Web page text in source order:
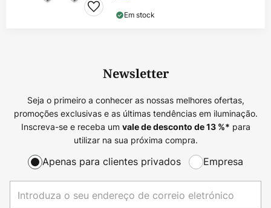
Em stock
Newsletter
Seja o primeiro a conhecer as nossas melhores ofertas,
promoções exclusivas e as últimas tendências em iluminação.
Inscreva-se e receba um vale de desconto de13%* para
utilizar na sua próxima compra.
Apenas para clientes privados Empresa